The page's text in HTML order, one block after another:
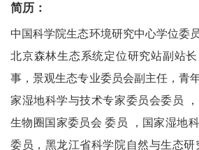
简历：
中国科学院生态环境研究中心学位委
北京森林生态系统定位研究站副站
事，景观生态专业委员会副主任，青
家湿地科学与技术专家委员会委员
生物圈国家委员会 委员 ，国家湿地
委员，黑龙江省科学院自然与生态